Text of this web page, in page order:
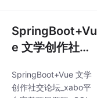
明文档（通过*AIGC*）
SpringBoot+Vu
e 文学创作社交
完整项目源码+S
SpringBoot+Vue 文学
创作社交论坛_xabo平